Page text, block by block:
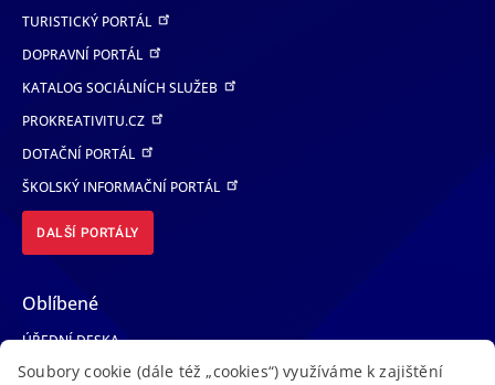
TURISTICKÝ PORTÁL
DOPRAVNÍ PORTÁL
KATALOG SOCIÁLNÍCH SLUŽEB
PROKREATIVITU.CZ
DOTAČNÍ PORTÁL
ŠKOLSKÝ INFORMAČNÍ PORTÁL
DALŠÍ PORTÁLY
Oblíbené
ÚŘEDNÍ DESKA
TELEFONNÍ SEZNAM
Soubory cookie (dále též „cookies“) využíváme k zajištění